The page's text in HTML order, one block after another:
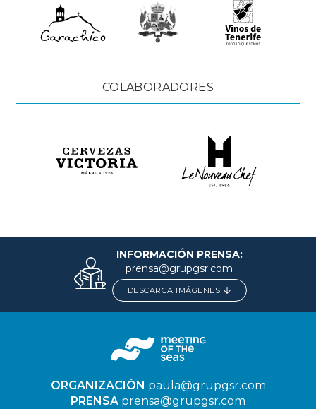
COLABORADORES
INFORMACIÓN PRENSA:
prensa@grupgsr.com
DESCARGA IMÁGENES
ORGANIZACIÓN paula@grupgsr.com
PRENSA prensa@grupgsr.com